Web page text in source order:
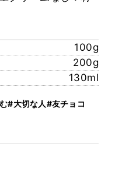
100g
200g
130ml
#大切な人#友チョコ